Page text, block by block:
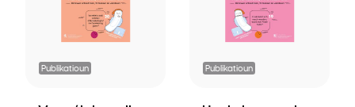
Publikatioun Publikatioun